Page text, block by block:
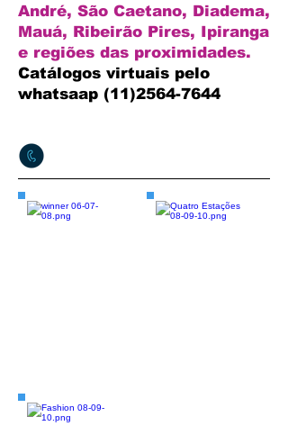
André, São Caetano, Diadema,
Mauá, Ribeirão Pires, Ipiranga
e regiões das proximidades.
Catálogos virtuais pelo
whatsaap (11)2564-7644